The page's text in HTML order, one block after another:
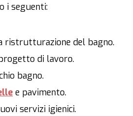
i seguenti:
ristrutturazione del bagno.
di lavoro.
bagno.
e pavimento.
servizi igienici.